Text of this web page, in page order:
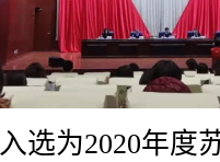
入选为2020年度